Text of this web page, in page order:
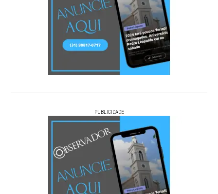
PUBLICIDADE